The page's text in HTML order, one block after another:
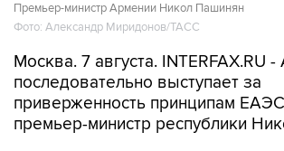
Премьер-министр Армении Никол Пашинян
Фото: Александр Миридонов/ТАСС
Москва. 7 августа. INTERFAX.RU
последовательно выступает за
приверженность принципам
премьер-министр республики